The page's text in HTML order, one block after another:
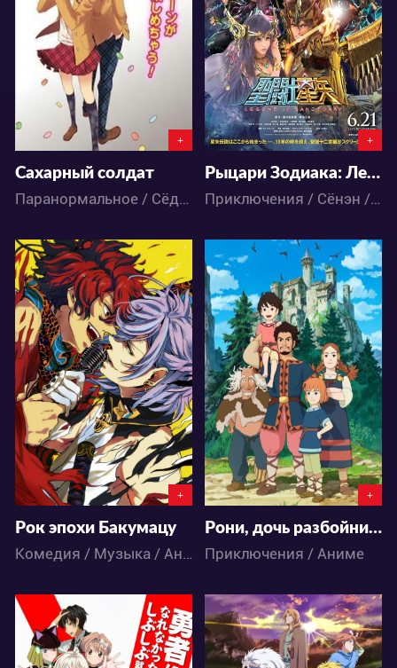
1 1
+
Сахарный солдат
Паранормальное / Сёдзё / Аниме
0 0
+
Рыцари Зодиака: Легенда о святилище
Приключения / Сёнэн / Фантастика / Фэнтези / Аниме
3762
0 0
+
Рок эпохи Бакумацу
Комедия / Музыка / Аниме
3905
0 4
+
Рони, дочь разбойника
Приключения / Аниме